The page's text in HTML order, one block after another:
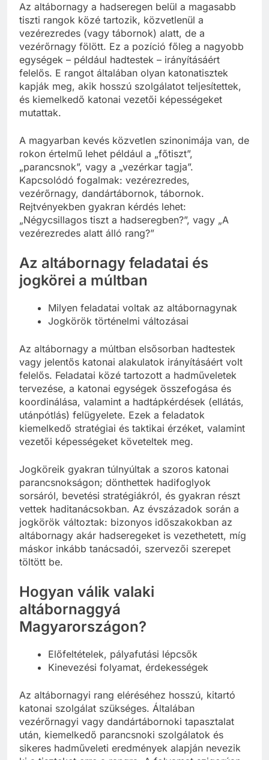
Az altábornagy a hadseregen belül a magasabb
tiszti rangok közé tartozik, közvetlenül a
vezérezredes (vagy tábornok) alatt, de a
vezérőrnagy fölött. Ez a pozíció főleg a nagyobb
egységek – például hadtestek – irányításáért
felelős. E rangot általában olyan katonatisztek
kapják meg, akik hosszú szolgálatot teljesítettek,
és kiemelkedő katonai vezetői képességeket
mutattak.
A magyarban kevés közvetlen szinonimája van, de
rokon értelmű lehet például a „főtiszt”,
„parancsnok”, vagy a „vezérkar tagja”.
Kapcsolódó fogalmak: vezérezredes,
vezérőrnagy, dandártábornok, tábornok.
Rejtvényekben gyakran kérdés lehet:
„Négycsillagos tiszt a hadseregben?”, vagy „A
vezérezredes alatt álló rang?”
Az altábornagy feladatai és
jogkörei a múltban
Milyen feladatai voltak az altábornagynak
Jogkörök történelmi változásai
Az altábornagy a múltban elsősorban hadtestek
vagy jelentős katonai alakulatok irányításáért volt
felelős. Feladatai közé tartozott a hadműveletek
tervezése, a katonai egységek összefogása és
koordinálása, valamint a hadtápkérdések (ellátás,
utánpótlás) felügyelete. Ezek a feladatok
kiemelkedő stratégiai és taktikai érzéket, valamint
vezetői képességeket követeltek meg.
Jogköreik gyakran túlnyúltak a szoros katonai
parancsnokságon; dönthettek hadifoglyok
sorsáról, bevetési stratégiákról, és gyakran részt
vettek haditanácsokban. Az évszázadok során a
jogkörök változtak: bizonyos időszakokban az
altábornagy akár hadseregeket is vezethetett, míg
máskor inkább tanácsadói, szervezői szerepet
töltött be.
Hogyan válik valaki
altábornaggyá
Magyarországon?
Előfeltételek, pályafutási lépcsők
Kinevezési folyamat, érdekességek
Az altábornagyi rang eléréséhez hosszú, kitartó
katonai szolgálat szükséges. Általában
vezérőrnagyi vagy dandártábornoki tapasztalat
után, kiemelkedő parancsnoki szolgálatok és
sikeres hadműveleti eredmények alapján nevezik